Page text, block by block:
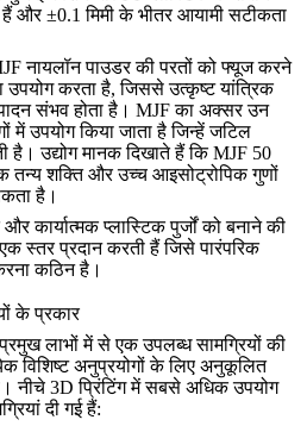
और ±0.1 मिमी के भीतर आयामी सटीकता
नायलॉन पाउडर की परतों को फ्यूज करने
करता है, जिससे उत्कृष्ट यांत्रिक
संभव होता है। MJF का अक्सर उन
में उपयोग किया जाता है जिन्हें जटिल
है। उद्योग मानक दिखाते हैं कि MJF 50
तन्य शक्ति और उच्च आइसोट्रोपिक गुणों
है।
कार्यात्मक प्लास्टिक पुर्जों को बनाने की
स्तर प्रदान करती हैं जिसे पारंपरिक
कठिन है।
के प्रकार
लाभों में से एक उपलब्ध सामग्रियों की
विशिष्ट अनुप्रयोगों के लिए अनुकूलित
नीचे 3D प्रिंटिंग में सबसे अधिक उपयोग
दी गई हैं: